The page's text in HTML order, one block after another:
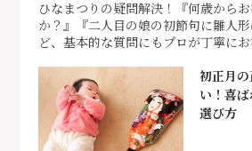
ひなまつりの疑問解決！『何歳から
か？』『二人目の娘の初節句に雛人
ど、基本的な質問にもプロが丁寧に
初正月
い！喜
選び方